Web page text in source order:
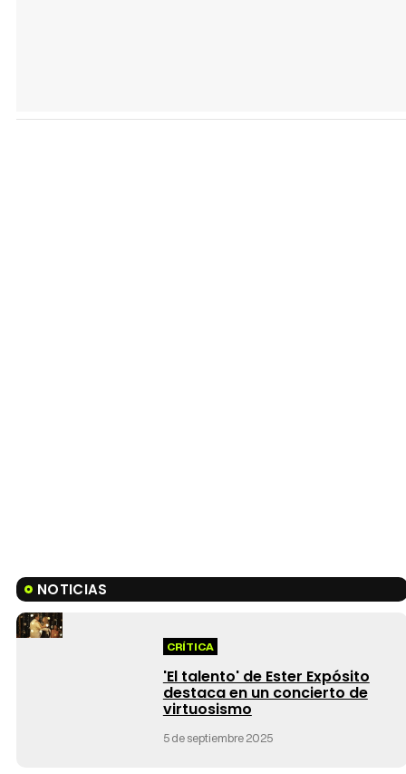
NOTICIAS
CRÍTICA
'El talento' de Ester Expósito
destaca en un concierto de
virtuosismo
5 de septiembre 2025